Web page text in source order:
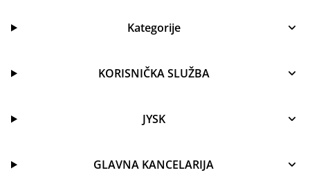
Kategorije
KORISNIČKA SLUŽBA
JYSK
GLAVNA KANCELARIJA